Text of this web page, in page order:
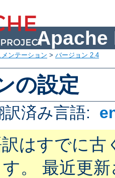
Apache
メンテーション > バージョン 2.4
の設定
訳済み言語:
はすでに古
。 最近更